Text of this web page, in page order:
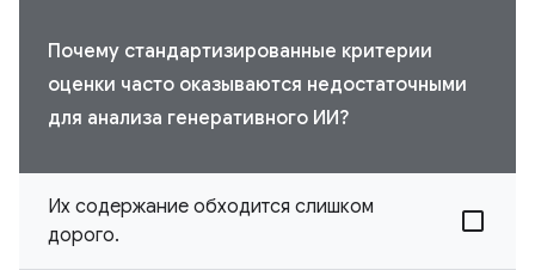
Почему стандартизированные критерии
оценки часто оказываются недостаточными
для анализа генеративного ИИ?
Их содержание обходится слишком
дорого.